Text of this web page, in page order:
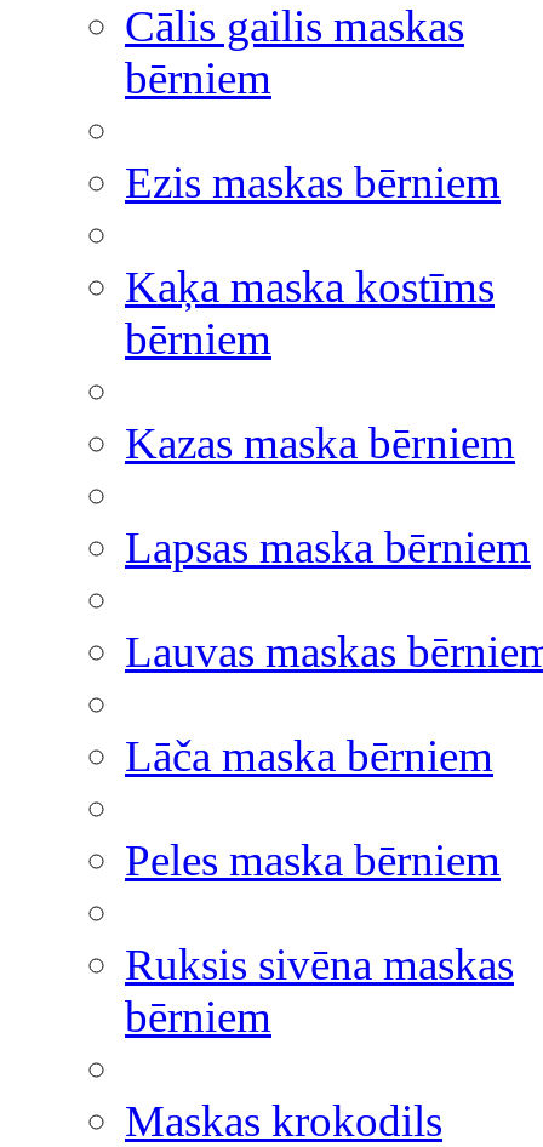
Cālis gailis maskas
bērniem
Ezis maskas bērniem
Kaķa maska kostīms
bērniem
Kazas maska bērniem
Lapsas maska bērniem
Lauvas maskas
Lāča maska bērniem
Peles maska bērniem
Ruksis sivēna maskas
bērniem
Maskas krokodils